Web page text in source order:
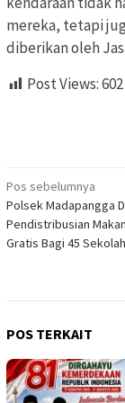
mereka, tetapi
diberikan oleh
Post Views:602
Navigasi
pos
Pos sebelumnya
Polsek Madapangga
Pendistribusian
Gratis Bagi 45 Sekolah
POS TERKAIT